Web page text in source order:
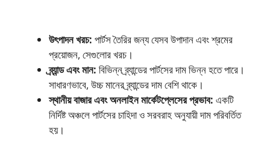
উৎপাদন খরচ: পার্টস তৈরির জন্য যেসব উপাদান এবং শ্রমের
প্রয়োজন, সেগুলোর খরচ।
ব্র্যান্ড এবং মান: বিভিন্ন ব্র্যান্ডের পার্টসের দাম ভিন্ন হতে পারে।
সাধারণভাবে, উচ্চ মানের ব্র্যান্ডের দাম বেশি থাকে।
স্থানীয় বাজার এবং অনলাইন মার্কেটপ্লেসের প্রভাব: একটি
নির্দিষ্ট অঞ্চলে পার্টসের চাহিদা ও সরবরাহ অনুযায়ী দাম পরিবর্তিত
হয়।